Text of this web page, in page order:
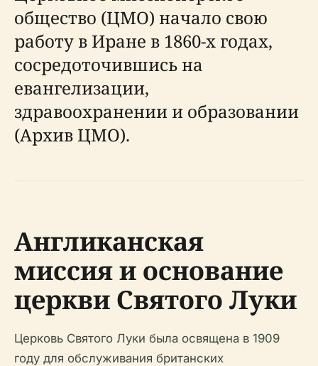
общество (ЦМО) начало свою
работу в Иране в 1860-х годах,
сосредоточившись на
евангелизации,
здравоохранении и образовании
(Архив ЦМО).
Англиканская
миссия и основание
церкви Святого Луки
Церковь Святого Луки была освящена в 1909
году для обслуживания британских